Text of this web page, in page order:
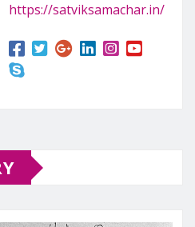
https://satviksamachar.in/